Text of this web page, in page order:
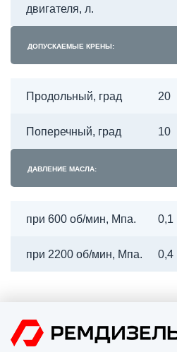
двигателя, л.
ДОПУСКАЕМЫЕ КРЕНЫ:
Продольный, град 20
Поперечный, град 10
ДАВЛЕНИЕ МАСЛА:
при 600 об/мин, Мпа. 0,1
при 2200 об/мин, Мпа. 0,4